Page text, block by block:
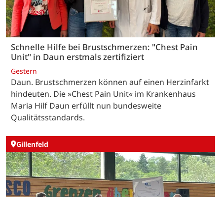
Schnelle Hilfe bei Brustschmerzen: "Chest Pain
Unit" in Daun erstmals zertifiziert
Gestern
Daun. Brustschmerzen können auf einen Herzinfarkt
hindeuten. Die »Chest Pain Unit« im Krankenhaus
Maria Hilf Daun erfüllt nun bundesweite
Qualitätsstandards.
Gillenfeld